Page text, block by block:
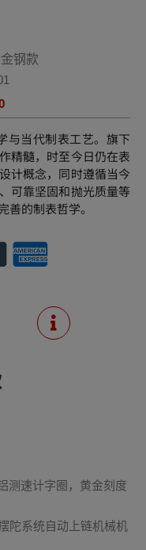
钢款
与当代制表工艺。旗下
精髓，时至今日仍在表
计概念，同时遵循当今
可靠坚固和抛光质量等
的制表哲学。
测速计字圈，黄金刻度
陀系统自动上链机械机